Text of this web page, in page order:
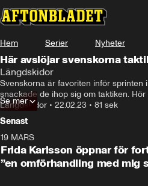
Hem Serier Nyheter
Här avslöjar svenskorna
Längdskidor
Svenskorna är favoriten inför sprinten
snackade de ihop sig om taktiken. Hör
Längdskidor • 22.02.23 • 81 sek
Se mer
Senast
19 MARS
Frida Karlsson öppnar för
”en omförhandling med mig